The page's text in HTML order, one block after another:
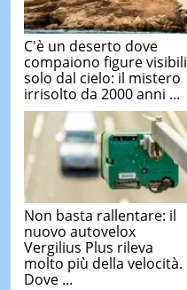
C'è un deserto dove
compaiono figure visibili
solo dal cielo: il mistero
irrisolto da 2000 anni ...
Non basta rallentare: il
nuovo autovelox
Vergilius Plus rileva
molto più della velocità.
Dove ...